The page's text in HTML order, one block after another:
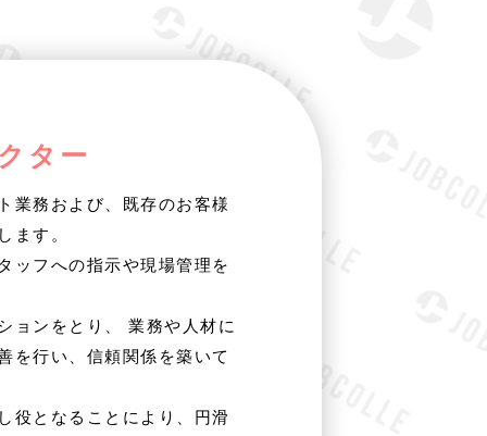
ター
業務および、既存のお客様
ます。
ッフへの指示や現場管理を
ョンをとり、 業務や人材に
を行い、信頼関係を築いて
役となることにより、円滑